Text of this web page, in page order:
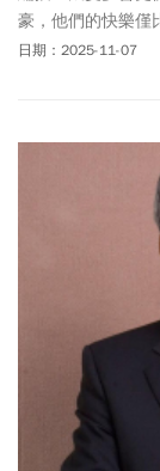
豪，他們的快樂僅
提升。美國知名企
人賴瑞．艾利森
價為目標。本書
指出，追求財富
日期：2025-11-07